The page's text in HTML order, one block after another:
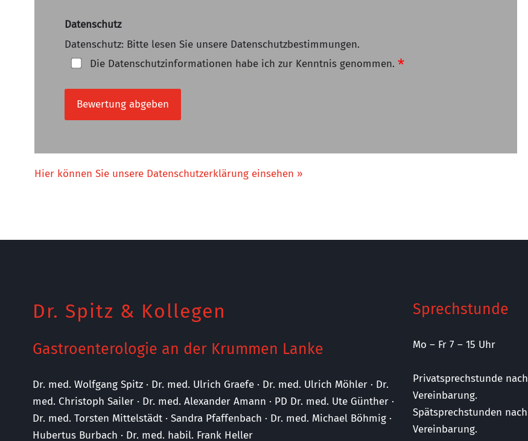
Datenschutz
Datenschutz: Bitte lesen Sie unsere Datenschutzbestimmungen.
Die Datenschutzinformationen habe ich zur Kenntnis genommen.
Hier können Sie unsere Datenschutzerklärung einsehen »
Dr. Spitz & Kollegen
Gastroenterologie an der Krummen Lanke
Dr. med. Wolfgang Spitz · Dr. med. Ulrich Graefe · Dr. med. Ulrich Möhler · Dr.
med. Christoph Sailer · Dr. med. Alexander Amann · PD Dr. med. Ute Günther ·
Dr. med. Torsten Mittelstädt · Sandra Pfaffenbach · Dr. med. Michael Böhmig ·
Hubertus Burbach · Dr. med. habil. Frank Heller
Sprechstunde
Mo – Fr 7 – 15 Uhr
Privatsprechstunde nach
Vereinbarung.
Spätsprechstunden nach
Vereinbarung.